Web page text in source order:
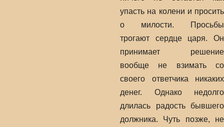
упасть на колени и просить
о милости. Просьбы
трогают сердце царя. Он
принимает решение
вообще не взимать со
своего ответчика никаких
денег. Однако недолго
длилась радость бывшего
должника. Чуть позже, не